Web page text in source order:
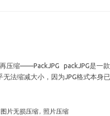
压缩——PackJPG packJPG是一
法缩减大小，因为JPG格式本身
图片无损压缩, 照片压缩